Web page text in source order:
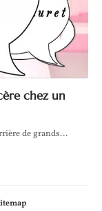
chez un
de grands…